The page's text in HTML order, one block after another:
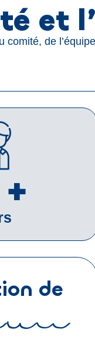
et
comité, de
+
de